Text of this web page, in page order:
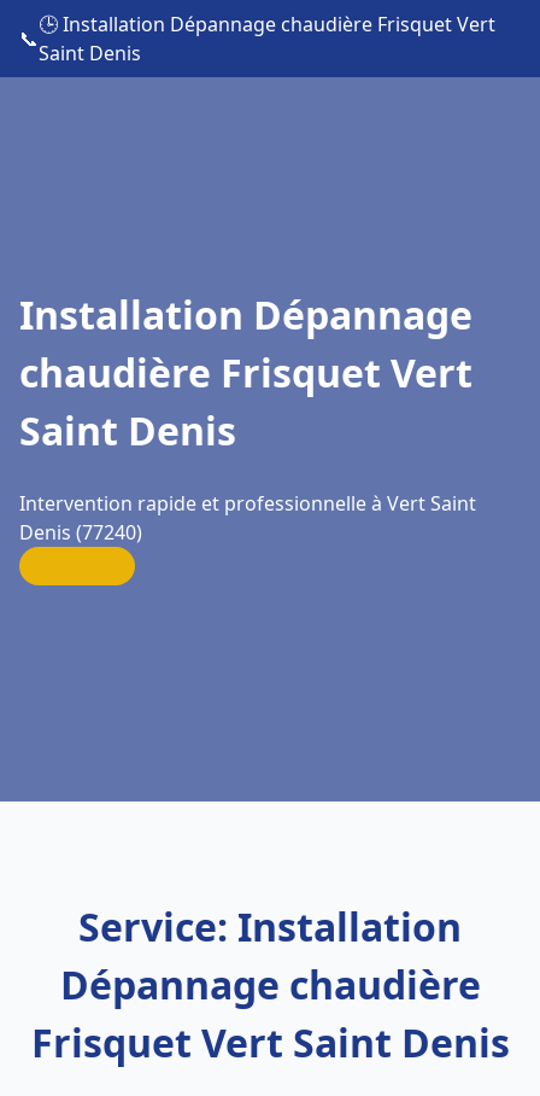
📞
🕒 Installation Dépannage chaudière Frisquet Vert
Saint Denis
Installation Dépannage
chaudière Frisquet Vert
Saint Denis
Intervention rapide et professionnelle à Vert Saint
Denis (77240)
Service: Installation
Dépannage chaudière
Frisquet Vert Saint Denis